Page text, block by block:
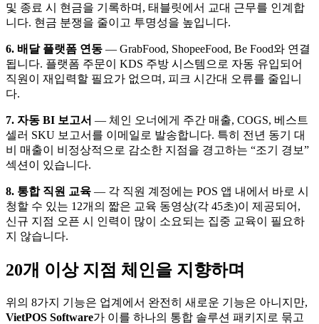
및 종료 시 현금을 기록하며, 태블릿에서 교대 근무를 인계합
니다. 현금 분쟁을 줄이고 투명성을 높입니다.
6. 배달 플랫폼 연동 — GrabFood, ShopeeFood, Be Food와 연결
됩니다. 플랫폼 주문이 KDS 주방 시스템으로 자동 유입되어
직원이 재입력할 필요가 없으며, 피크 시간대 오류를 줄입니
다.
7. 자동 BI 보고서 — 체인 오너에게 주간 매출, COGS, 베스트
셀러 SKU 보고서를 이메일로 발송합니다. 특히 전년 동기 대
비 매출이 비정상적으로 감소한 지점을 경고하는 “조기 경보”
섹션이 있습니다.
8. 통합 직원 교육 — 각 직원 계정에는 POS 앱 내에서 바로 시
청할 수 있는 12개의 짧은 교육 동영상(각 45초)이 제공되어,
신규 지점 오픈 시 인력이 많이 소요되는 집중 교육이 필요하
지 않습니다.
20개 이상 지점 체인을 지향하며
위의 8가지 기능은 업계에서 완전히 새로운 기능은 아니지만,
VietPOS Software가 이를 하나의 통합 솔루션 패키지로 묶고